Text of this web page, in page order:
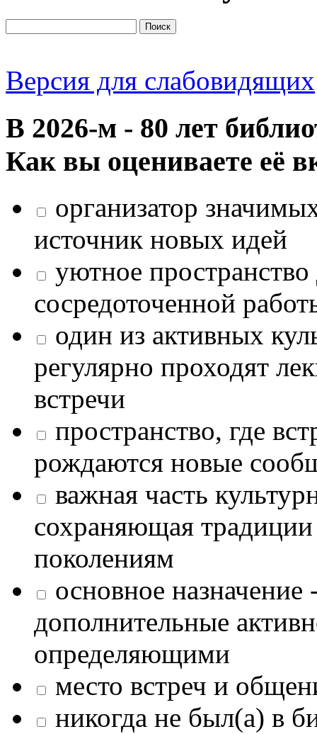
Версия для слабовидящих
В 2026‑м - 80 лет
Как вы оцениваете её
организатор
источник новых идей
уютное
сосредоточенной
один из активных
регулярно проходят
встречи
пространство, где
рождаются новые
важная часть
сохраняющая
поколениям
основное назначение
дополнительные
определяющими
место встреч и
никогда не был(а) в